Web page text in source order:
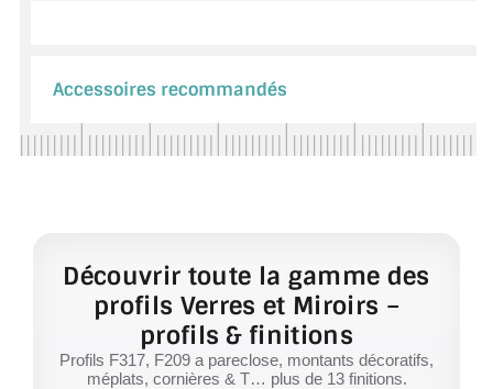
Accessoires recommandés
Découvrir toute la gamme des
profils Verres et Miroirs –
profils & finitions
Profils F317, F209 a pareclose, montants décoratifs,
méplats, cornières & T… plus de 13 finitions.